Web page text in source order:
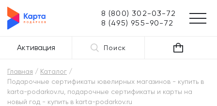
8 (800) 302-03-72
8 (495) 955-90-72
Активация Поиск
Главная
Каталог
Подарочные сертификаты ювелирных магазинов - купить в
karta-podarkov.ru, подарочные сертификаты и карты на
новый год - купить в karta-podarkov.ru